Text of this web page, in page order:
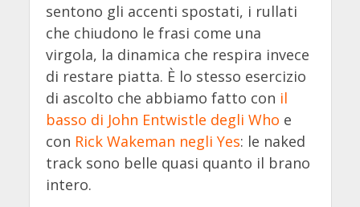
sentono gli accenti spostati, i rullati
che chiudono le frasi come una
virgola, la dinamica che respira invece
di restare piatta. È lo stesso esercizio
di ascolto che abbiamo fatto con il
basso di John Entwistle degli Who e
con Rick Wakeman negli Yes: le naked
track sono belle quasi quanto il brano
intero.